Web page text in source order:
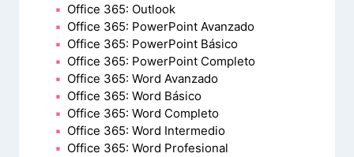
Office 365: Outlook
Office 365: PowerPoint Avanzado
Office 365: PowerPoint Básico
Office 365: PowerPoint Completo
Office 365: Word Avanzado
Office 365: Word Básico
Office 365: Word Completo
Office 365: Word Intermedio
Office 365: Word Profesional